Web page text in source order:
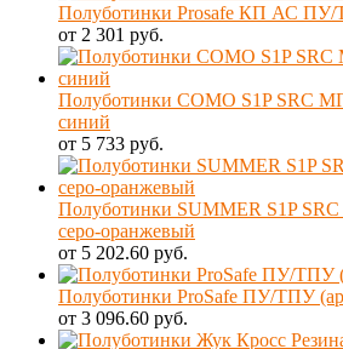
Полуботинки Prosafe КП АС
от 2 301 руб.
Полуботинки COMO S1P SRC
синий
от 5 733 руб.
Полуботинки SUMMER S1P
серо-оранжевый
от 5 202.60 руб.
Полуботинки ProSafe ПУ/ТПУ
от 3 096.60 руб.